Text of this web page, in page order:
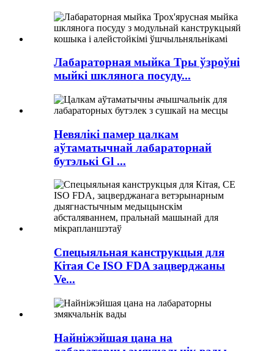
Лабараторная мыйка Тры ўзроўні
мыйкі шклянога посуду...
Невялікі памер цалкам
аўтаматычнай лабараторнай
бутэлькі Gl ...
Спецыяльная канструкцыя для
Кітая Ce ISO FDA зацверджаны
Ve...
Найніжэйшая цана на